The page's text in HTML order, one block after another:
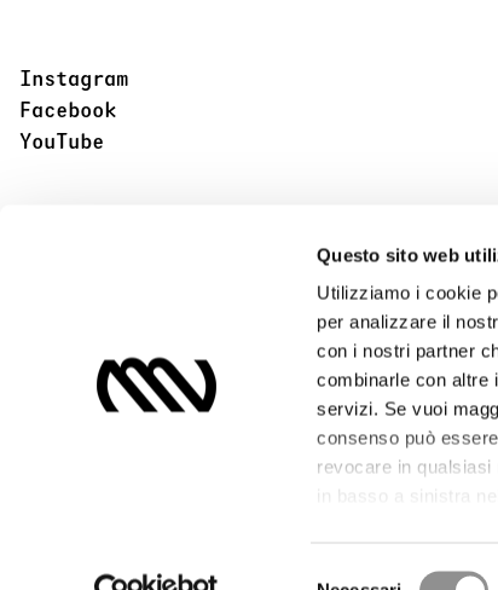
Questo sito web
Utilizziamo i cookie
per analizzare il
con i nostri partner
combinarle con altre
servizi. Se vuoi
consenso può
revocare in
Instagram
Facebook
YouTube